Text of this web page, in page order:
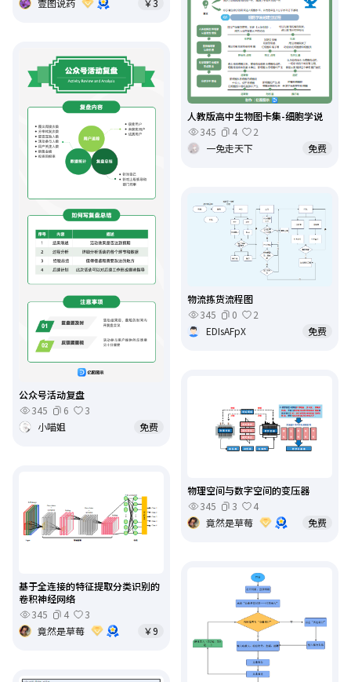
壹图说药
￥3
人教版高中生物图卡集-细胞学说
345
4
2
一兔走天下
免费
公众号活动复盘
345
6
3
小喵姐
免费
物流拣货流程图
345
0
2
EDIsAFpX
免费
物理空间与数字空间的变压器
345
3
4
竟然是草莓
免费
基于全连接的特征提取分类识别的
卷积神经网络
345
4
3
竟然是草莓
￥9